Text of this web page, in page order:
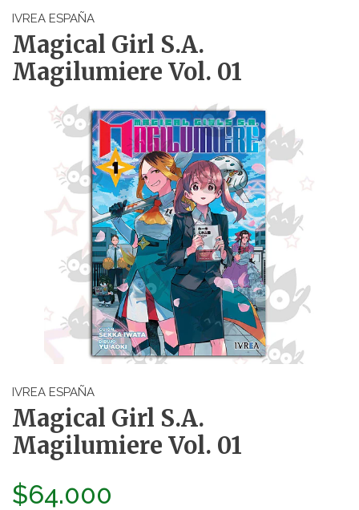
IVREA ESPAÑA
Magical Girl S.A.
Magilumiere Vol. 01
IVREA ESPAÑA
Magical Girl S.A.
Magilumiere Vol. 01
$64.000